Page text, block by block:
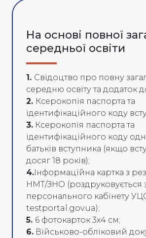
На основі повної
середньої освіти
1. Cвідоцтво про повну
середню освіту та додаток
2. Ксерокопія паспорта та
ідентифікаційного коду
3. Ксерокопія паспорта та
ідентифікаційного коду
батьків вступника (якщо
досяг 18 років);
4.Інформаційна картка з
НМТ/ЗНО (роздруковується
персонального кабінету
testportal.gov.ua);
5. 6 фотокарток 3х4 см;
6. Військово-обліковий